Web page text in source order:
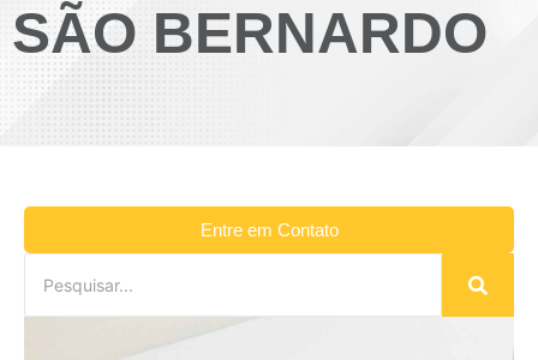
SÃO BERNARDO
Entre em Contato